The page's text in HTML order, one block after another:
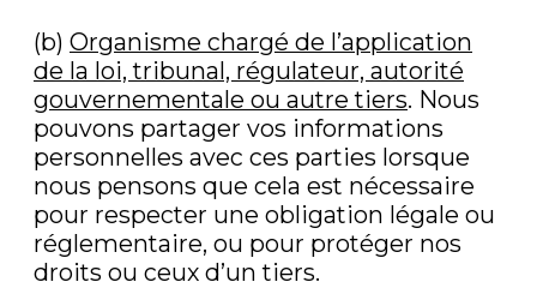
(b) Organisme chargé de l’application
de la loi, tribunal, régulateur, autorité
gouvernementale ou autre tiers. Nous
pouvons partager vos informations
personnelles avec ces parties lorsque
nous pensons que cela est nécessaire
pour respecter une obligation légale ou
réglementaire, ou pour protéger nos
droits ou ceux d’un tiers.